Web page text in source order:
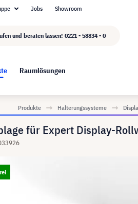
Jobs Showroom
und beraten lassen! 0221 - 58834 - 0
Raumlösungen
Produkte Halterungssysteme
für Expert Display-